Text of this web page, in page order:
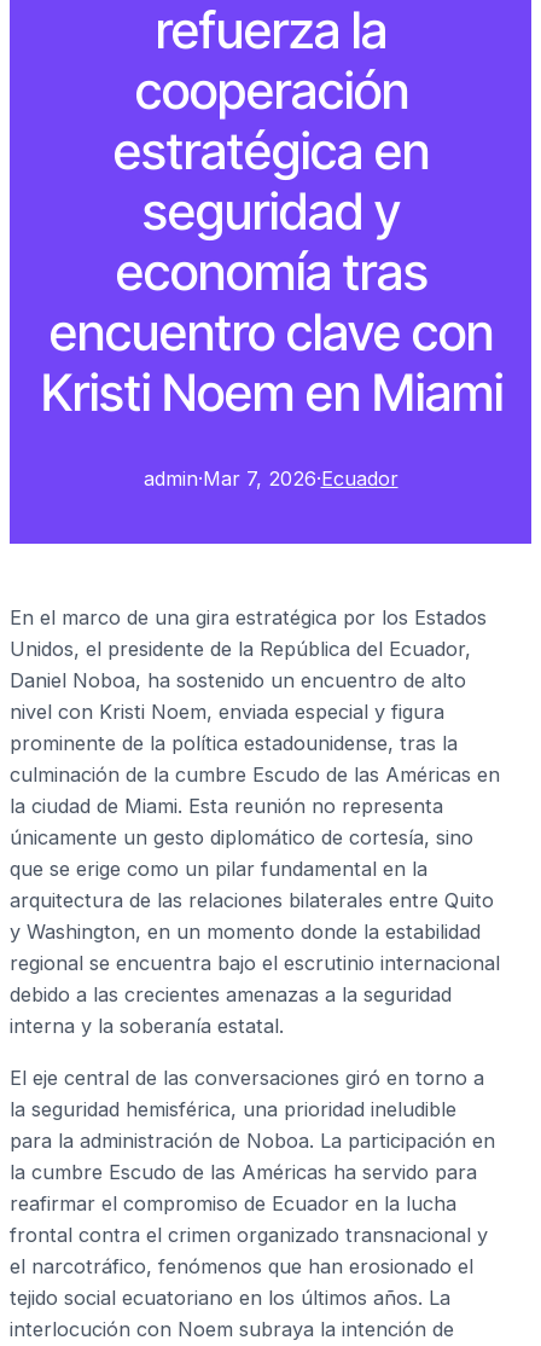
refuerza la
cooperación
estratégica en
seguridad y
economía tras
encuentro clave con
Kristi Noem en Miami
admin·Mar 7, 2026·Ecuador
En el marco de una gira estratégica por los Estados
Unidos, el presidente de la República del Ecuador,
Daniel Noboa, ha sostenido un encuentro de alto
nivel con Kristi Noem, enviada especial y figura
prominente de la política estadounidense, tras la
culminación de la cumbre Escudo de las Américas en
la ciudad de Miami. Esta reunión no representa
únicamente un gesto diplomático de cortesía, sino
que se erige como un pilar fundamental en la
arquitectura de las relaciones bilaterales entre Quito
y Washington, en un momento donde la estabilidad
regional se encuentra bajo el escrutinio internacional
debido a las crecientes amenazas a la seguridad
interna y la soberanía estatal.
El eje central de las conversaciones giró en torno a
la seguridad hemisférica, una prioridad ineludible
para la administración de Noboa. La participación en
la cumbre Escudo de las Américas ha servido para
reafirmar el compromiso de Ecuador en la lucha
frontal contra el crimen organizado transnacional y
el narcotráfico, fenómenos que han erosionado el
tejido social ecuatoriano en los últimos años. La
interlocución con Noem subraya la intención de